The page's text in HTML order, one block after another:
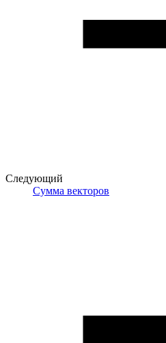
Следующий
Сумма векторов